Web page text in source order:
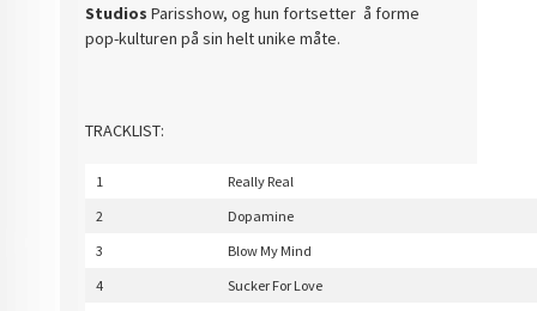
Studios Parisshow, og hun fortsetter å forme
pop-kulturen på sin helt unike måte.
TRACKLIST:
1
Really Real
2
Dopamine
3
Blow My Mind
4
Sucker For Love